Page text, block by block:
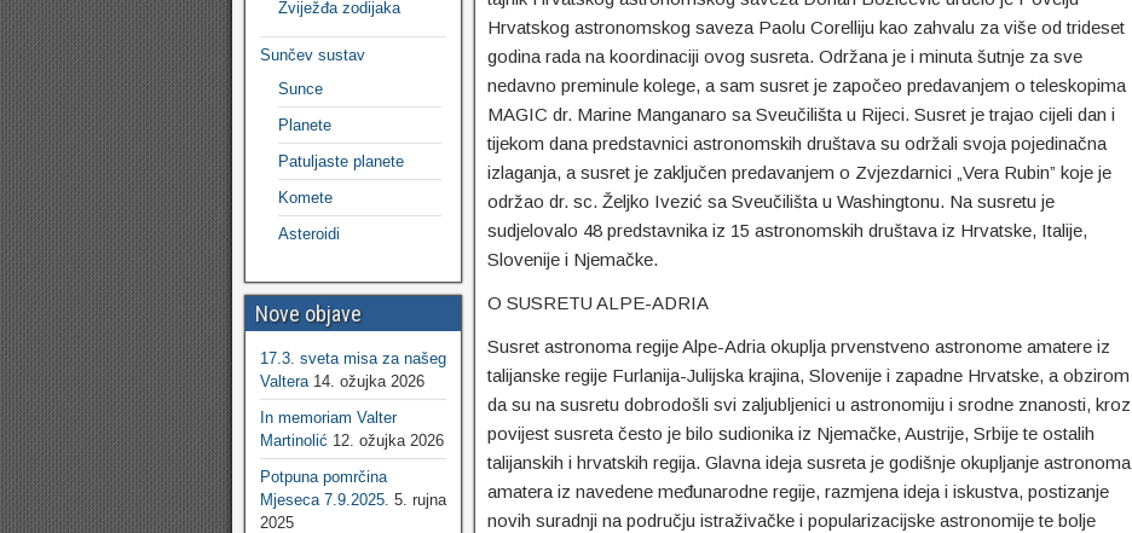
Hrvatskog astronomskog saveza Paolu Corelliju kao zahvalu za više od trideset
godina rada na koordinaciji ovog susreta. Održana je i minuta šutnje za sve
nedavno preminule kolege, a sam susret je započeo predavanjem o teleskopima
MAGIC dr. Marine Manganaro sa Sveučilišta u Rijeci. Susret je trajao cijeli dan i
tijekom dana predstavnici astronomskih društava su održali svoja pojedinačna
izlaganja, a susret je zaključen predavanjem o Zvjezdarnici „Vera Rubin” koje je
održao dr. sc. Željko Ivezić sa Sveučilišta u Washingtonu. Na susretu je
sudjelovalo 48 predstavnika iz 15 astronomskih društava iz Hrvatske, Italije,
Slovenije i Njemačke.
O SUSRETU ALPE-ADRIA
Susret astronoma regije Alpe-Adria okuplja prvenstveno astronome amatere iz
talijanske regije Furlanija-Julijska krajina, Slovenije i zapadne Hrvatske, a obzirom
da su na susretu dobrodošli svi zaljubljenici u astronomiju i srodne znanosti, kroz
povijest susreta često je bilo sudionika iz Njemačke, Austrije, Srbije te ostalih
talijanskih i hrvatskih regija. Glavna ideja susreta je godišnje okupljanje astronoma
amatera iz navedene međunarodne regije, razmjena ideja i iskustva, postizanje
novih suradnji na području istraživačke i popularizacijske astronomije te bolje
Zviježđa zodijaka
Sunčev sustav
Sunce
Planete
Patuljaste planete
Komete
Asteroidi
Nove objave
17.3. sveta misa za našeg
Valtera 14. ožujka 2026
In memoriam Valter
Martinolić 12. ožujka 2026
Potpuna pomrčina
Mjeseca 7.9.2025. 5. rujna
2025